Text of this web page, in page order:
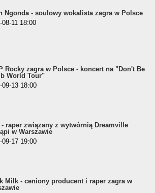
Ngonda - soulowy wokalista zagra w Polsce
08-11 18:00
Rocky zagra w Polsce - koncert na "Don't Be
World Tour"
09-13 18:00
- raper związany z wytwórnią Dreamville
w Warszawie
09-17 19:00
Milk - ceniony producent i raper zagra w